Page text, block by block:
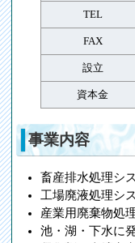
TEL
FAX
設立
資本金
事業内容
畜産排水処理シ
工場廃液処理シ
産業用廃棄物処
池・湖・下水に